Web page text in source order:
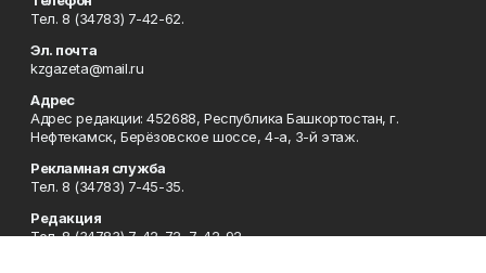
Тел. 8 (34783) 7-42-62.
Эл. почта
kzgazeta@mail.ru
Адрес
Адрес редакции: 452688, Республика Башкортостан, г.
Нефтекамск, Берёзовское шоссе, 4-а, 3-й этаж.
Рекламная служба
Тел. 8 (34783) 7-45-35.
Редакция
Тел. 8 (34783) 7-42-72, 7-42-92..